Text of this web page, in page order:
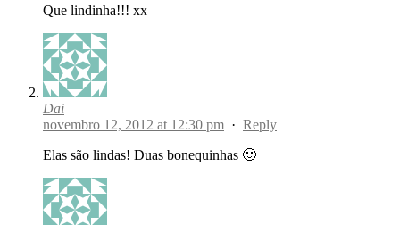
Que lindinha!!! xx
Dai
novembro 12, 2012 at 12:30 pm · Reply
Elas são lindas! Duas bonequinhas 🙂